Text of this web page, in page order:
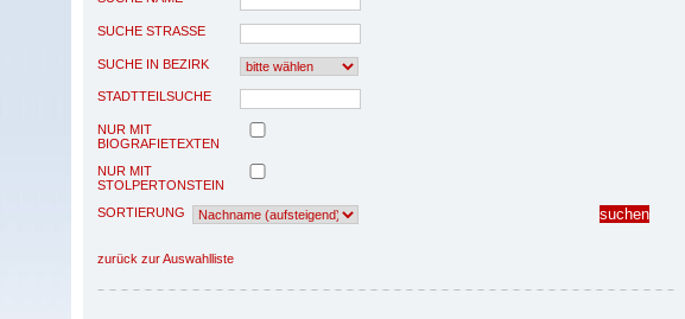
SUCHE STRASSE
SUCHE IN BEZIRK
STADTTEILSUCHE
NUR MIT
BIOGRAFIETEXTEN
NUR MIT
STOLPERTONSTEIN
SORTIERUNG
zurück zur Auswahlliste